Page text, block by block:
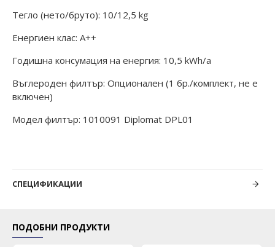
Тегло (нето/бруто): 10/12,5 kg
Енергиен клас: A++
Годишна консумация на енергия: 10,5 kWh/a
Въглероден филтър: Опционален (1 бр./комплект, не е
включен)
Модел филтър: 1010091 Diplomat DPL01
СПЕЦИФИКАЦИИ
ПОДОБНИ ПРОДУКТИ